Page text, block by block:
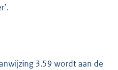
3.59 wordt aan de